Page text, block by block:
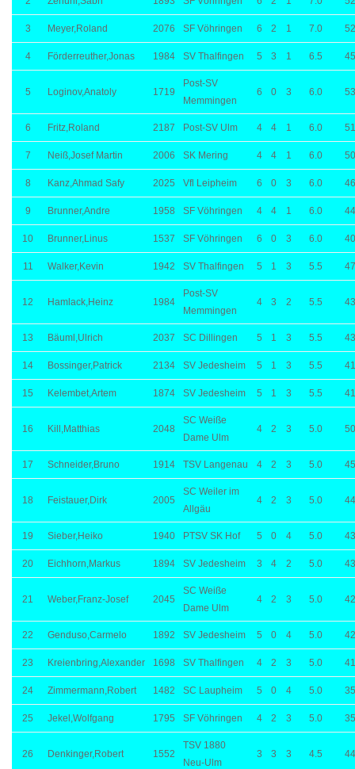
3 Meyer,Roland 2076 SF Vöhringen 6 2 1 7.0
4 Förderreuther,Jonas 1984 SV Thalfingen 5 3 1 6.5
5 Loginov,Anatoly 1719
Post-SV
Memmingen
6 0 3 6.0
6 Fritz,Roland 2187 Post-SV Ulm 4 4 1 6.0
7 Neiß,Josef Martin 2006 SK Mering 4 4 1 6.0
8 Kanz,Ahmad Safy 2025 Vfl Leipheim 6 0 3 6.0
9 Brunner,Andre 1958 SF Vöhringen 4 4 1 6.0
10 Brunner,Linus 1537 SF Vöhringen 6 0 3 6.0
11 Walker,Kevin 1942 SV Thalfingen 5 1 3 5.5
12 Hamlack,Heinz 1984
Post-SV
Memmingen
4 3 2 5.5
13 Bäuml,Ulrich 2037 SC Dillingen 5 1 3 5.5
14 Bossinger,Patrick 2134 SV Jedesheim 5 1 3 5.5
15 Kelembet,Artem 1874 SV Jedesheim 5 1 3 5.5
16 Kill,Matthias 2048
SC Weiße
Dame Ulm
4 2 3 5.0
17 Schneider,Bruno 1914 TSV Langenau 4 2 3 5.0
18 Feistauer,Dirk 2005
SC Weiler im
Allgäu
4 2 3 5.0
19 Sieber,Heiko 1940 PTSV SK Hof 5 0 4 5.0
20 Eichhorn,Markus 1894 SV Jedesheim 3 4 2 5.0
21 Weber,Franz-Josef 2045
SC Weiße
Dame Ulm
4 2 3 5.0
22 Genduso,Carmelo 1892 SV Jedesheim 5 0 4 5.0
23 Kreienbring,Alexander 1698 SV Thalfingen 4 2 3 5.0
24 Zimmermann,Robert 1482 SC Laupheim 5 0 4 5.0
25 Jekel,Wolfgang 1795 SF Vöhringen 4 2 3 5.0
26 Denkinger,Robert 1552
TSV 1880
Neu-Ulm
3 3 3 4.5